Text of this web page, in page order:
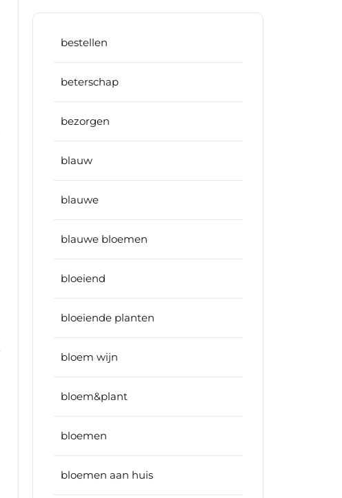
bestellen
beterschap
bezorgen
blauw
blauwe
blauwe bloemen
bloeiend
bloeiende planten
bloem wijn
bloem&plant
bloemen
bloemen aan huis